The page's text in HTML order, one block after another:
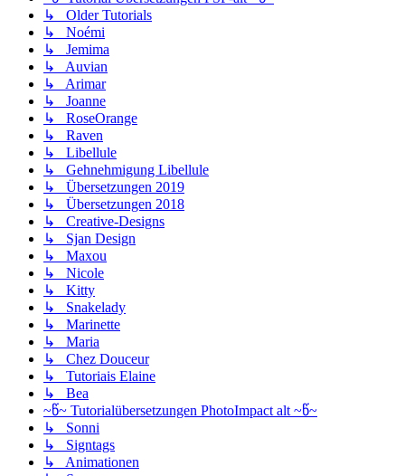
↳ Older Tutorials
↳ Noémi
↳ Jemima
↳ Auvian
↳ Arimar
↳ Joanne
↳ RoseOrange
↳ Raven
↳ Libellule
↳ Gehnehmigung Libellule
↳ Übersetzungen 2019
↳ Übersetzungen 2018
↳ Creative-Designs
↳ Sjan Design
↳ Maxou
↳ Nicole
↳ Kitty
↳ Snakelady
↳ Marinette
↳ Maria
↳ Chez Douceur
↳ Tutoriais Elaine
↳ Bea
~წ~ Tutorialübersetzungen PhotoImpact alt ~წ~
↳ Sonni
↳ Signtags
↳ Animationen